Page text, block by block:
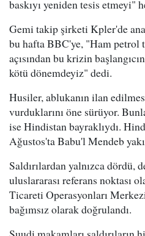
baskıyı yeniden tesis etmeyi"
Gemi takip şirketi Kpler'de
bu hafta BBC'ye, "Ham
açısından bu krizin
kötü dönemdeyiz" dedi.
Husiler, ablukanın ilan
vurduklarını öne sürüyor.
ise Hindistan bayraklıydı.
Ağustos'ta Babu'l Mendeb
Saldırılardan yalnızca dördü,
uluslararası referans noktası
Ticareti Operasyonları
bağımsız olarak doğrulandı.